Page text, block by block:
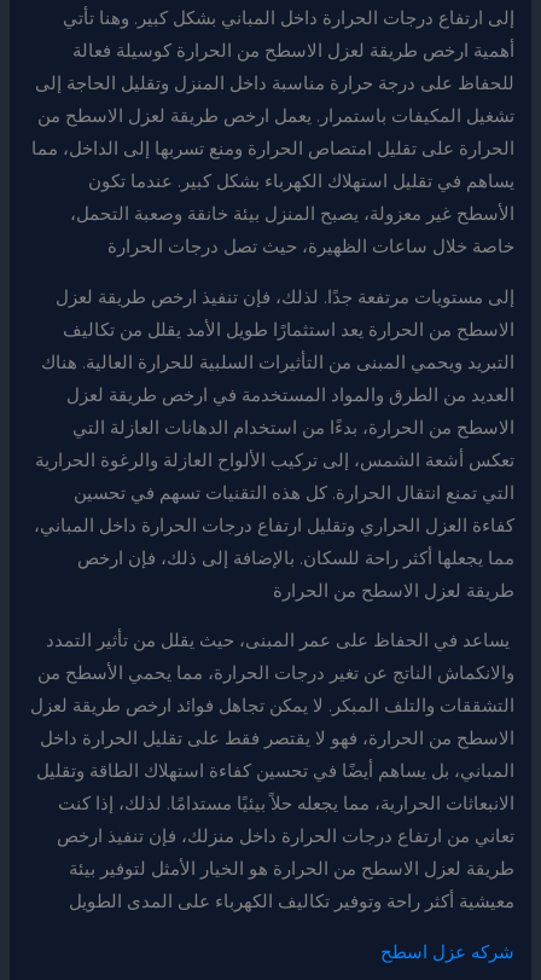
إلى ارتفاع درجات الحرارة داخل المباني بشكل كبير. وهنا تأتي
أهمية ارخص طريقة لعزل الاسطح من الحرارة كوسيلة فعالة
للحفاظ على درجة حرارة مناسبة داخل المنزل وتقليل الحاجة إلى
تشغيل المكيفات باستمرار. يعمل ارخص طريقة لعزل الاسطح من
الحرارة على تقليل امتصاص الحرارة ومنع تسربها إلى الداخل، مما
يساهم في تقليل استهلاك الكهرباء بشكل كبير. عندما تكون
الأسطح غير معزولة، يصبح المنزل بيئة خانقة وصعبة التحمل،
خاصة خلال ساعات الظهيرة، حيث تصل درجات الحرارة
إلى مستويات مرتفعة جدًا. لذلك، فإن تنفيذ ارخص طريقة لعزل
الاسطح من الحرارة يعد استثمارًا طويل الأمد يقلل من تكاليف
التبريد ويحمي المبنى من التأثيرات السلبية للحرارة العالية. هناك
العديد من الطرق والمواد المستخدمة في ارخص طريقة لعزل
الاسطح من الحرارة، بدءًا من استخدام الدهانات العازلة التي
تعكس أشعة الشمس، إلى تركيب الألواح العازلة والرغوة الحرارية
التي تمنع انتقال الحرارة. كل هذه التقنيات تسهم في تحسين
كفاءة العزل الحراري وتقليل ارتفاع درجات الحرارة داخل المباني،
مما يجعلها أكثر راحة للسكان. بالإضافة إلى ذلك، فإن ارخص
طريقة لعزل الاسطح من الحرارة
يساعد في الحفاظ على عمر المبنى، حيث يقلل من تأثير التمدد
والانكماش الناتج عن تغير درجات الحرارة، مما يحمي الأسطح من
التشققات والتلف المبكر. لا يمكن تجاهل فوائد ارخص طريقة لعزل
الاسطح من الحرارة، فهو لا يقتصر فقط على تقليل الحرارة داخل
المباني، بل يساهم أيضًا في تحسين كفاءة استهلاك الطاقة وتقليل
الانبعاثات الحرارية، مما يجعله حلاً بيئيًا مستدامًا. لذلك، إذا كنت
تعاني من ارتفاع درجات الحرارة داخل منزلك، فإن تنفيذ ارخص
طريقة لعزل الاسطح من الحرارة هو الخيار الأمثل لتوفير بيئة
معيشية أكثر راحة وتوفير تكاليف الكهرباء على المدى الطويل
شركه عزل اسطح